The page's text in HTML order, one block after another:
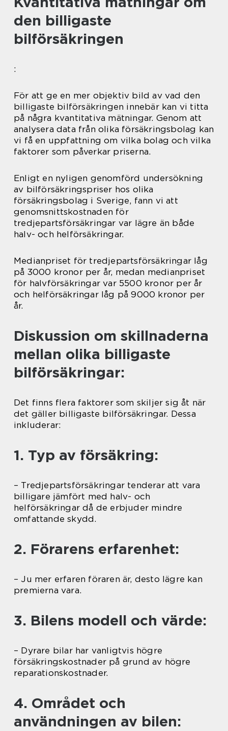
den billigaste
bilförsäkringen
:
För att ge en mer objektiv bild av vad den
billigaste bilförsäkringen innebär kan vi titta
på några kvantitativa mätningar. Genom att
analysera data från olika försäkringsbolag kan
vi få en uppfattning om vilka bolag och vilka
faktorer som påverkar priserna.
Enligt en nyligen genomförd undersökning
av bilförsäkringspriser hos olika
försäkringsbolag i Sverige, fann vi att
genomsnittskostnaden för
tredjepartsförsäkringar var lägre än både
halv- och helförsäkringar.
Medianpriset för tredjepartsförsäkringar låg
på 3000 kronor per år, medan medianpriset
för halvförsäkringar var 5500 kronor per år
och helförsäkringar låg på 9000 kronor per
år.
Diskussion om skillnaderna
mellan olika billigaste
bilförsäkringar:
Det finns flera faktorer som skiljer sig åt när
det gäller billigaste bilförsäkringar. Dessa
inkluderar:
1. Typ av försäkring:
– Tredjepartsförsäkringar tenderar att vara
billigare jämfört med halv- och
helförsäkringar då de erbjuder mindre
omfattande skydd.
2. Förarens erfarenhet:
– Ju mer erfaren föraren är, desto lägre kan
premierna vara.
3. Bilens modell och värde:
– Dyrare bilar har vanligtvis högre
försäkringskostnader på grund av högre
reparationskostnader.
4. Området och
användningen av bilen: